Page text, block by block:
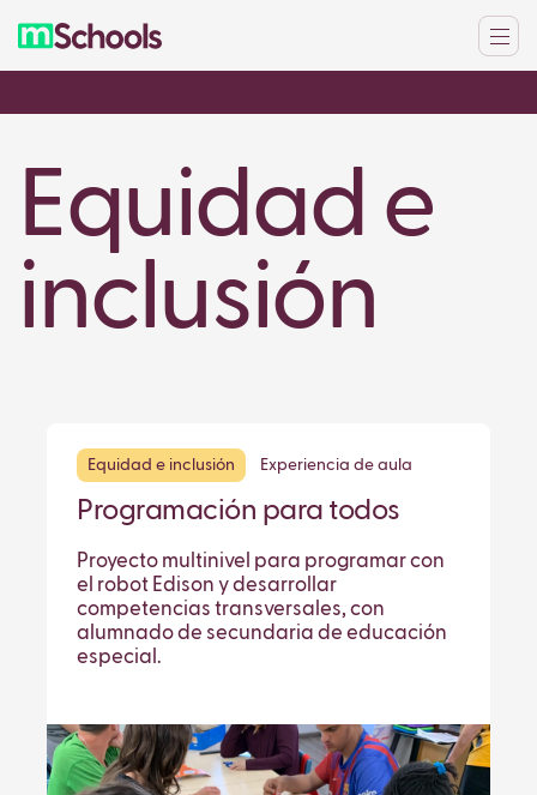
Equidad e
inclusión
Equidad e inclusión Experiencia de aula
Programación para todos
Proyecto multinivel para programar con
el robot Edison y desarrollar
competencias transversales, con
alumnado de secundaria de educación
especial.